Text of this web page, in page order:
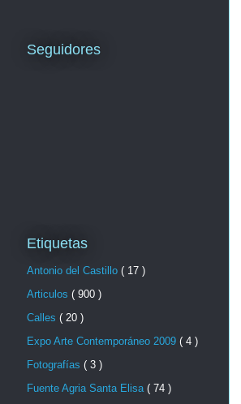
Seguidores
Etiquetas
Antonio del Castillo ( 17 )
Articulos ( 900 )
Calles ( 20 )
Expo Arte Contemporáneo 2009 ( 4 )
Fotografías ( 3 )
Fuente Agria Santa Elisa ( 74 )